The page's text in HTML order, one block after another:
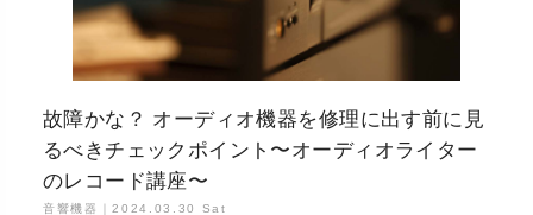
故障かな？ オーディオ機器を修理に出す前に見
るべきチェックポイント〜オーディオライター
のレコード講座〜
音響機器｜2024.03.30 Sat